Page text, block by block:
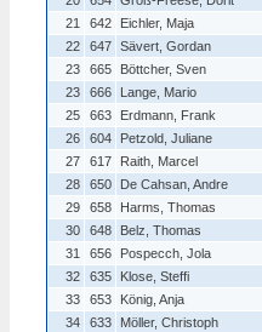
21
642 Eichler, Maja
22
647 Sävert, Gordan
23
665 Böttcher, Sven
23
666 Lange, Mario
25
663 Erdmann, Frank
26
604 Petzold, Juliane
27
617 Raith, Marcel
28
650 De Cahsan, Andre
29
658 Harms, Thomas
30
648 Belz, Thomas
31
656 Pospecch, Jola
32
635 Klose, Steffi
33
653 König, Anja
34
633 Möller, Christoph